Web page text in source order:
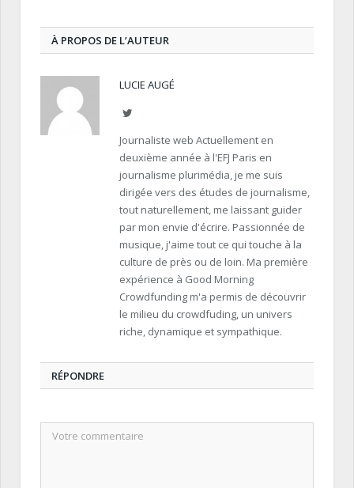
À PROPOS DE L’AUTEUR
LUCIE AUGÉ
Twitter
Journaliste web Actuellement en
deuxième année à l'EFJ Paris en
journalisme plurimédia, je me suis
dirigée vers des études de journalisme,
tout naturellement, me laissant guider
par mon envie d'écrire. Passionnée de
musique, j'aime tout ce qui touche à la
culture de près ou de loin. Ma première
expérience à Good Morning
Crowdfunding m'a permis de découvrir
le milieu du crowdfuding, un univers
riche, dynamique et sympathique.
RÉPONDRE